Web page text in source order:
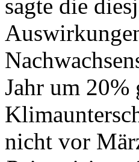
sagte die
Jahr um
nicht vor